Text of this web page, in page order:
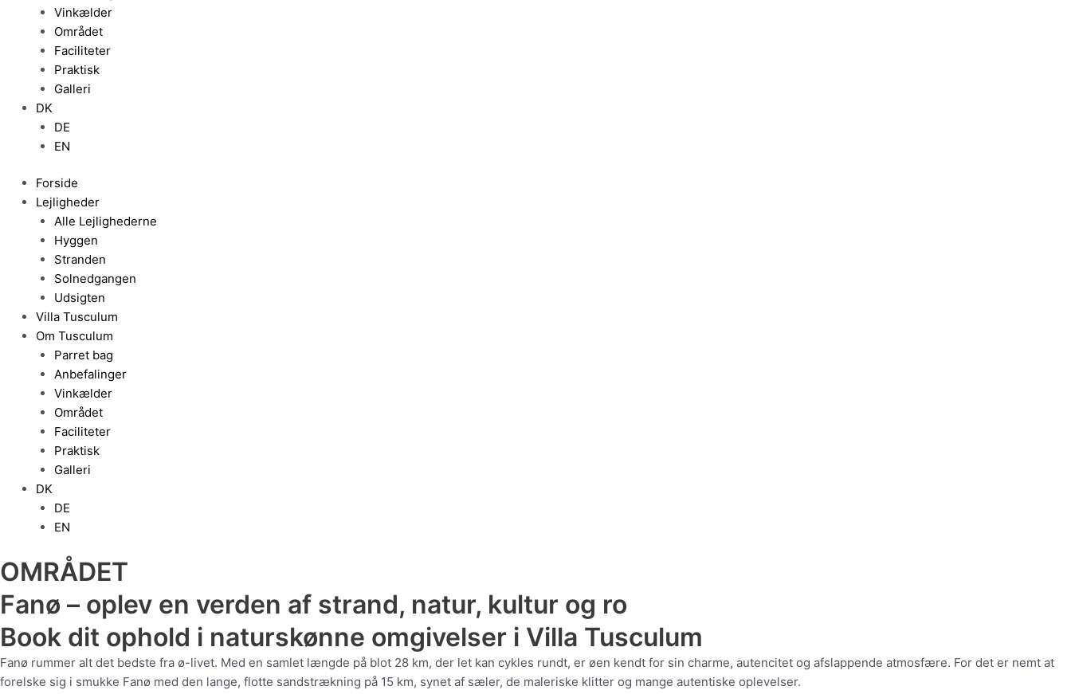
Vinkælder
Området
Faciliteter
Praktisk
Galleri
DK
DE
EN
Forside
Lejligheder
Alle Lejlighederne
Hyggen
Stranden
Solnedgangen
Udsigten
Villa Tusculum
Om Tusculum
Parret bag
Anbefalinger
Vinkælder
Området
Faciliteter
Praktisk
Galleri
DK
DE
EN
OMRÅDET
Fanø – oplev en verden af strand, natur, kultur og ro
Book dit ophold i naturskønne omgivelser i Villa Tusculum
Fanø rummer alt det bedste fra ø-livet. Med en samlet længde på blot 28 km, der let kan cykles rundt, er øen kendt for sin charme, autencitet og afslappende atmosfære. For det er nemt at
forelske sig i smukke Fanø med den lange, flotte sandstrækning på 15 km, synet af sæler, de maleriske klitter og mange autentiske oplevelser.